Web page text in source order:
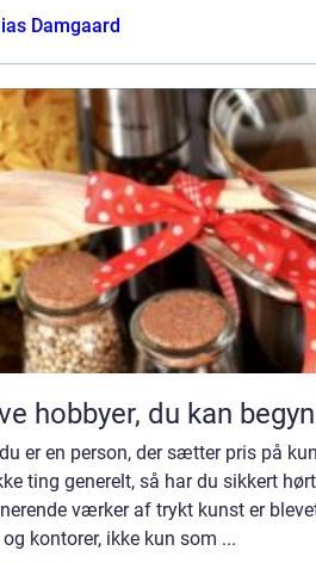
Damgaard
hobbyer, du kan
er en person, der sætter pris på
ting generelt, så har du sikkert
værker af trykt kunst er
kontorer, ikke kun som ...